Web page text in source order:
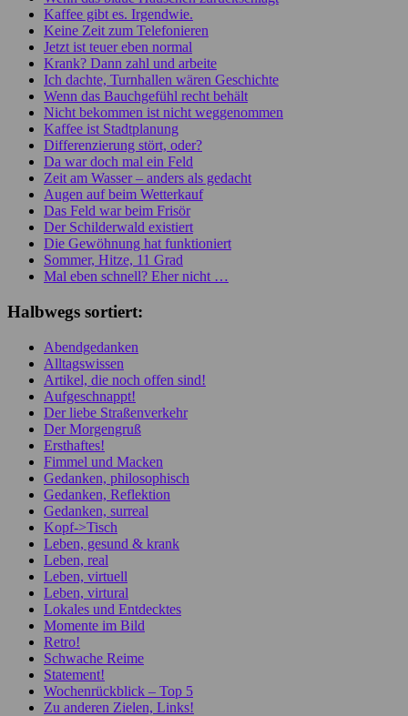
Kaffee gibt es. Irgendwie.
Keine Zeit zum Telefonieren
Jetzt ist teuer eben normal
Krank? Dann zahl und arbeite
Ich dachte, Turnhallen wären Geschichte
Wenn das Bauchgefühl recht behält
Nicht bekommen ist nicht weggenommen
Kaffee ist Stadtplanung
Differenzierung stört, oder?
Da war doch mal ein Feld
Zeit am Wasser – anders als gedacht
Augen auf beim Wetterkauf
Das Feld war beim Frisör
Der Schilderwald existiert
Die Gewöhnung hat funktioniert
Sommer, Hitze, 11 Grad
Mal eben schnell? Eher nicht …
Halbwegs sortiert:
Abendgedanken
Alltagswissen
Artikel, die noch offen sind!
Aufgeschnappt!
Der liebe Straßenverkehr
Der Morgengruß
Ersthaftes!
Fimmel und Macken
Gedanken, philosophisch
Gedanken, Reflektion
Gedanken, surreal
Kopf->Tisch
Leben, gesund & krank
Leben, real
Leben, virtuell
Leben, virtural
Lokales und Entdecktes
Momente im Bild
Retro!
Schwache Reime
Statement!
Wochenrückblick – Top 5
Zu anderen Zielen, Links!